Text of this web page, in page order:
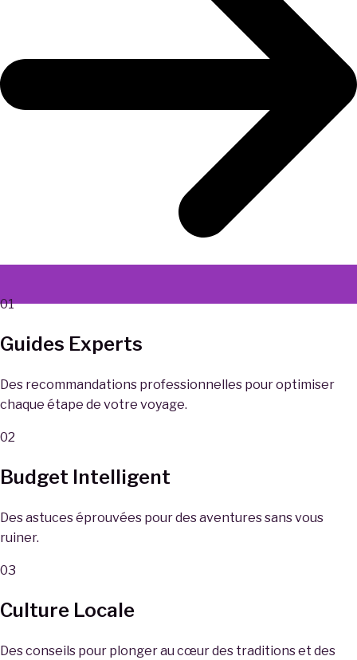
01
Guides Experts
Des recommandations professionnelles pour optimiser
chaque étape de votre voyage.
02
Budget Intelligent
Des astuces éprouvées pour des aventures sans vous
ruiner.
03
Culture Locale
Des conseils pour plonger au cœur des traditions et des